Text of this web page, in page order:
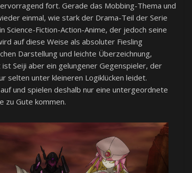
fort. Gerade das Mobbing-Thema und
einmal, wie stark der Drama-Teil der Serie
Fiction-Action-Anime, der jedoch seine
auf diese Weise als absoluter Fiesling
Darstellung und leichte Überzeichnung,
Seiji aber ein gelungener Gegenspieler, der
selten unter kleineren Logiklücken leidet.
und spielen deshalb nur eine untergeordnete
zu Gute kommen.